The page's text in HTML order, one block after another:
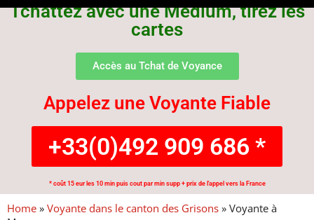
Tchattez avec une Médium, tirez les
cartes
Accès au Tchat de Voyance
Appelez une Voyante Fiable
+33(0)492 909 686 *
* coût 15 eur les 10 min puis cout par min supp + prix de l'appel vers la France
Home » Voyante dans le canton des Grisons » Voyante à